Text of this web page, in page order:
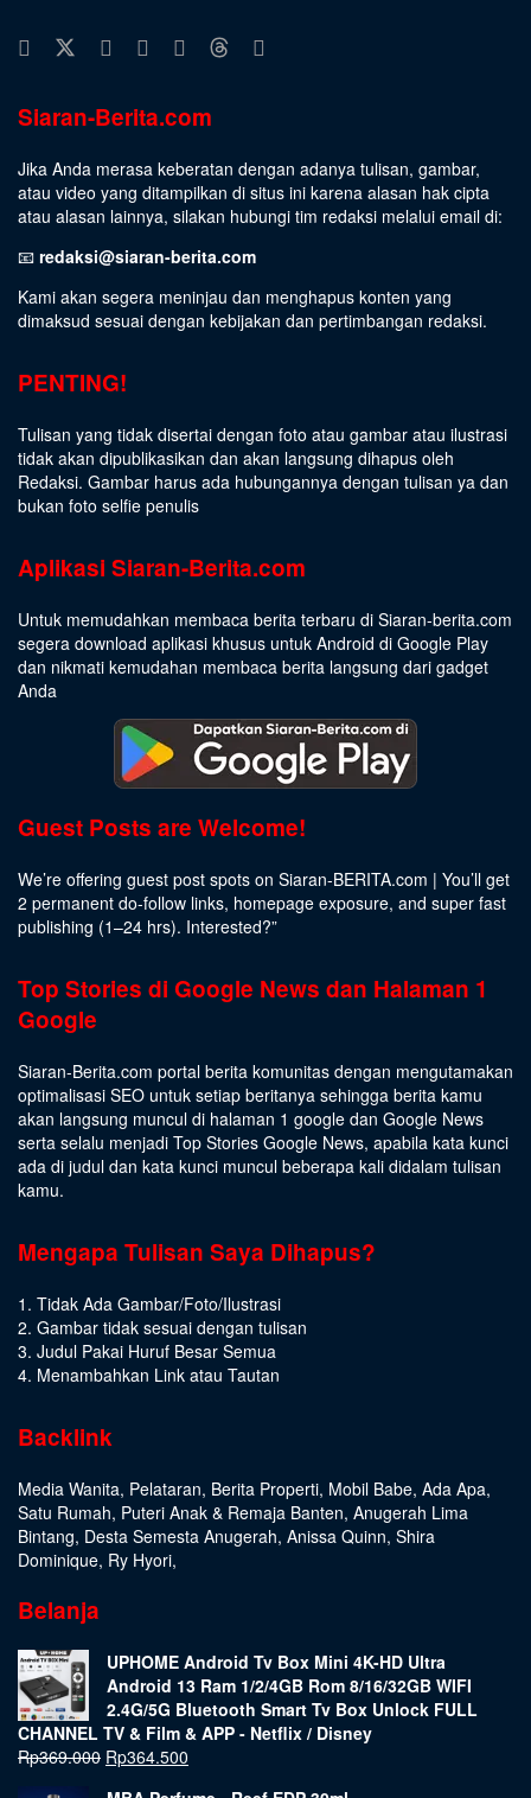
Siaran-Berita.com
Jika Anda merasa keberatan dengan adanya tulisan, gambar,
atau video yang ditampilkan di situs ini karena alasan hak cipta
atau alasan lainnya, silakan hubungi tim redaksi melalui email di:
📧 redaksi@siaran-berita.com
Kami akan segera meninjau dan menghapus konten yang
dimaksud sesuai dengan kebijakan dan pertimbangan redaksi.
PENTING!
Tulisan yang tidak disertai dengan foto atau gambar atau ilustrasi
tidak akan dipublikasikan dan akan langsung dihapus oleh
Redaksi. Gambar harus ada hubungannya dengan tulisan ya dan
bukan foto selfie penulis
Aplikasi Siaran-Berita.com
Untuk memudahkan membaca berita terbaru di Siaran-berita.com
segera download aplikasi khusus untuk Android di Google Play
dan nikmati kemudahan membaca berita langsung dari gadget
Anda
Guest Posts are Welcome!
We’re offering guest post spots on Siaran-BERITA.com | You’ll get
2 permanent do-follow links, homepage exposure, and super fast
publishing (1–24 hrs). Interested?”
Top Stories di Google News dan Halaman 1
Google
Siaran-Berita.com portal berita komunitas dengan mengutamakan
optimalisasi SEO untuk setiap beritanya sehingga berita kamu
akan langsung muncul di halaman 1 google dan Google News
serta selalu menjadi Top Stories Google News, apabila kata kunci
ada di judul dan kata kunci muncul beberapa kali didalam tulisan
kamu.
Mengapa Tulisan Saya Dihapus?
1. Tidak Ada Gambar/Foto/Ilustrasi
2. Gambar tidak sesuai dengan tulisan
3. Judul Pakai Huruf Besar Semua
4. Menambahkan Link atau Tautan
Backlink
Media Wanita, Pelataran, Berita Properti, Mobil Babe, Ada Apa,
Satu Rumah, Puteri Anak & Remaja Banten, Anugerah Lima
Bintang, Desta Semesta Anugerah, Anissa Quinn, Shira
Dominique, Ry Hyori,
Belanja
UPHOME Android Tv Box Mini 4K-HD Ultra
Android 13 Ram 1/2/4GB Rom 8/16/32GB WIFI
2.4G/5G Bluetooth Smart Tv Box Unlock FULL
CHANNEL TV & Film & APP - Netflix / Disney
Rp369.000 Rp364.500